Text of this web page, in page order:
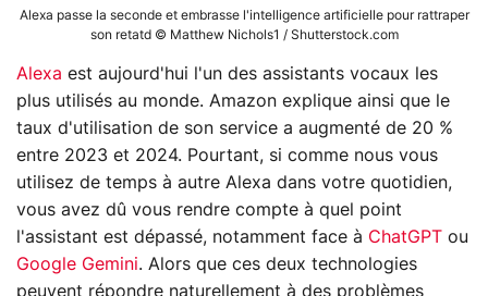
Alexa passe la seconde et embrasse l'intelligence artificielle pour rattraper
son retatd © Matthew Nichols1 / Shutterstock.com
Alexa est aujourd'hui l'un des assistants vocaux les
plus utilisés au monde. Amazon explique ainsi que le
taux d'utilisation de son service a augmenté de 20 %
entre 2023 et 2024. Pourtant, si comme nous vous
utilisez de temps à autre Alexa dans votre quotidien,
vous avez dû vous rendre compte à quel point
l'assistant est dépassé, notamment face à ChatGPT ou
Google Gemini. Alors que ces deux technologies
peuvent répondre naturellement à des problèmes